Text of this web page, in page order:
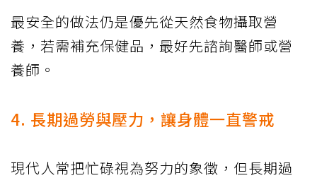
最安全的做法仍是優先從天然食物攝取營
養，若需補充保健品，最好先諮詢醫師或營
養師。
4. 長期過勞與壓力，讓身體一直警戒
現代人常把忙碌視為努力的象徵，但長期過